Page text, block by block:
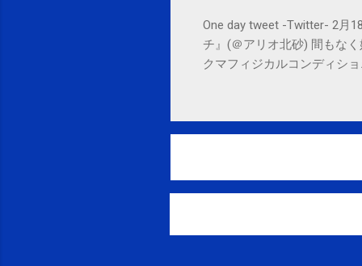
One day tweet -Twitter- 2月
チ』(＠アリオ北砂) 間もな
クマフィジカルコンディシ